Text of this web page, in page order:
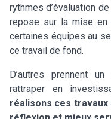
rythmes d’évaluation
repose sur la mise en
certaines équipes au
ce travail de fond.
D’autres prennent
rattraper en
réalisons ces